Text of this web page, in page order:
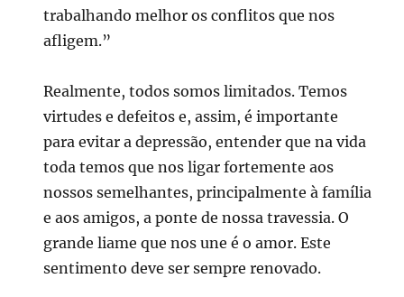
trabalhando melhor os conflitos que nos
afligem.”
Realmente, todos somos limitados. Temos
virtudes e defeitos e, assim, é importante
para evitar a depressão, entender que na vida
toda temos que nos ligar fortemente aos
nossos semelhantes, principalmente à família
e aos amigos, a ponte de nossa travessia. O
grande liame que nos une é o amor. Este
sentimento deve ser sempre renovado.